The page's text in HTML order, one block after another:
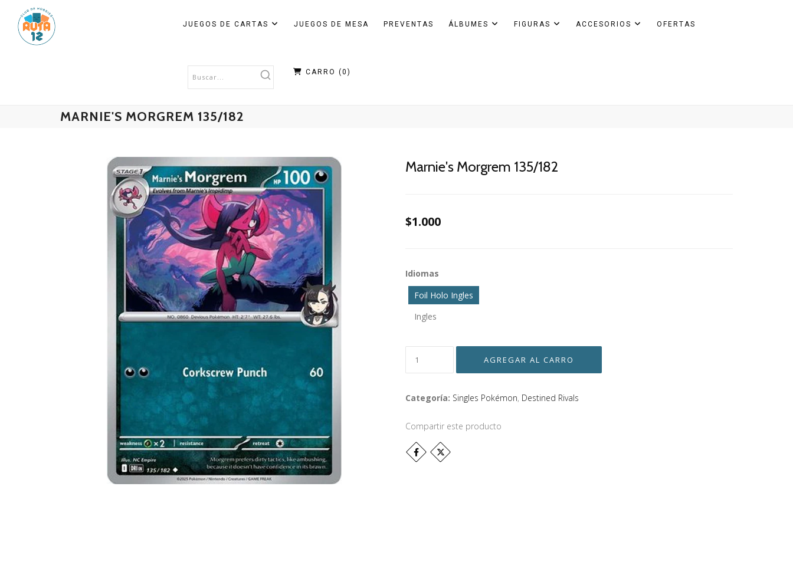
JUEGOS DE CARTAS JUEGOS DE MESA PREVENTAS ÁLBUMES FIGURAS ACCESORIOS OFERTAS
CARRO (0 )
MARNIE'S MORGREM 135/182
Marnie's Morgrem 135/182
$1.000
Idiomas
Foil Holo Ingles
Ingles
Categoría: Singles Pokémon, Destined Rivals
Compartir este producto